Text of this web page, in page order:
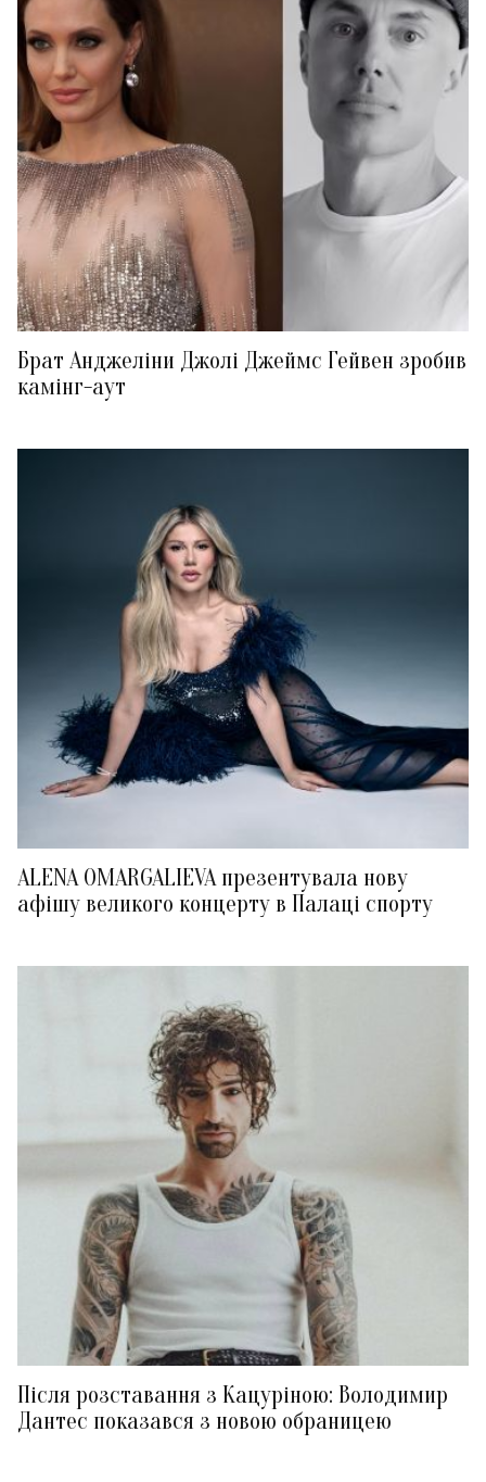
Брат Анджеліни Джолі Джеймс Гейвен зробив
камінг-аут
ALENA OMARGALIEVA презентувала нову
афішу великого концерту в Палаці спорту
Після розставання з Кацуріною: Володимир
Дантес показався з новою обраницею